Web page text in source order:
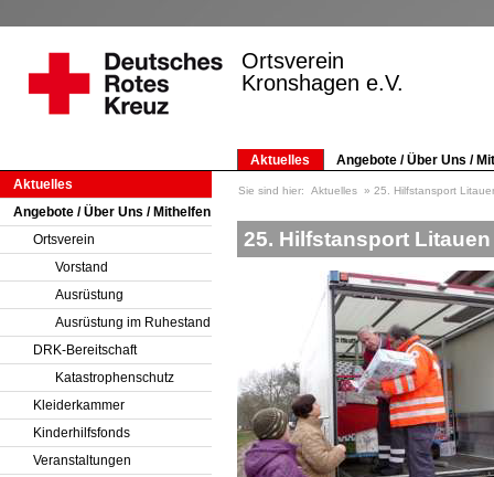
Ortsverein
Kronshagen e.V.
Aktuelles
Angebote / Über Uns /
Aktuelles
Angebote / Über Uns / Mithelfen
Ortsverein
Vorstand
Ausrüstung
Ausrüstung im Ruhestand
DRK-Bereitschaft
Katastrophenschutz
Kleiderkammer
Kinderhilfsfonds
Veranstaltungen
Sie sind hier: Aktuelles 25. Hilfstansport
25. Hilfstansport Litauen